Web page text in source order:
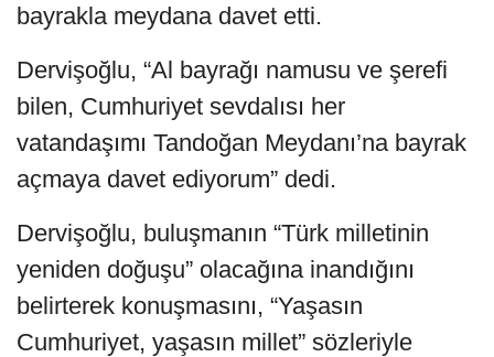
bayrakla meydana davet etti.
Dervişoğlu, “Al bayrağı namusu ve şerefi
bilen, Cumhuriyet sevdalısı her
vatandaşımı Tandoğan Meydanı’na bayrak
açmaya davet ediyorum” dedi.
Dervişoğlu, buluşmanın “Türk milletinin
yeniden doğuşu” olacağına inandığını
belirterek konuşmasını, “Yaşasın
Cumhuriyet, yaşasın millet” sözleriyle